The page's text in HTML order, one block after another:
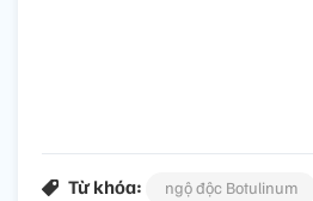
Từ khóa: ngộ độc Botulinum